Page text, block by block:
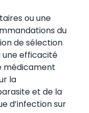
ou une
du
de sélection
une efficacité
médicament
la
et de la
d’infection sur